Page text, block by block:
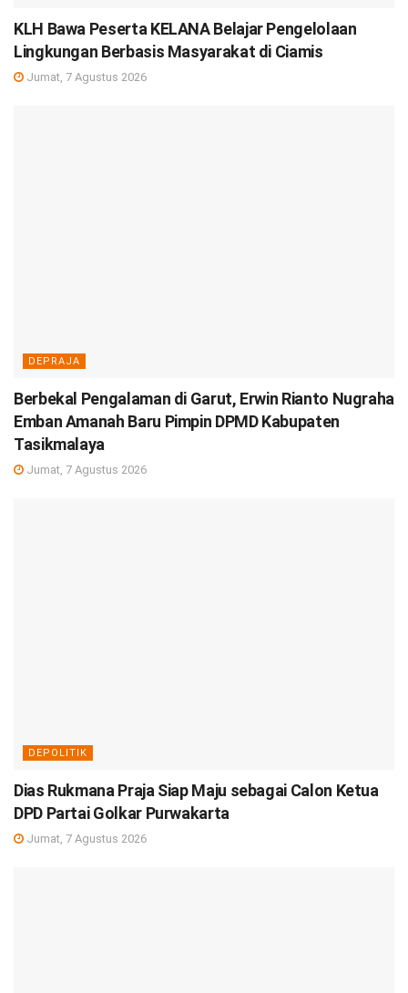
KLH Bawa Peserta KELANA Belajar Pengelolaan
Lingkungan Berbasis Masyarakat di Ciamis
Jumat, 7 Agustus 2026
DEPRAJA
Berbekal Pengalaman di Garut, Erwin Rianto Nugraha
Emban Amanah Baru Pimpin DPMD Kabupaten
Tasikmalaya
Jumat, 7 Agustus 2026
DEPOLITIK
Dias Rukmana Praja Siap Maju sebagai Calon Ketua
DPD Partai Golkar Purwakarta
Jumat, 7 Agustus 2026